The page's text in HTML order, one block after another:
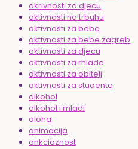
akrivnosti za djecu
aktivnosti na trbuhu
aktivnosti za bebe
aktivnosti za bebe zagreb
aktivnosti za djecu
aktivnosti za mlade
aktivnosti za obitelj
aktivnosti za studente
alkohol
alkohol i mladi
aloha
animacija
ankcioznost